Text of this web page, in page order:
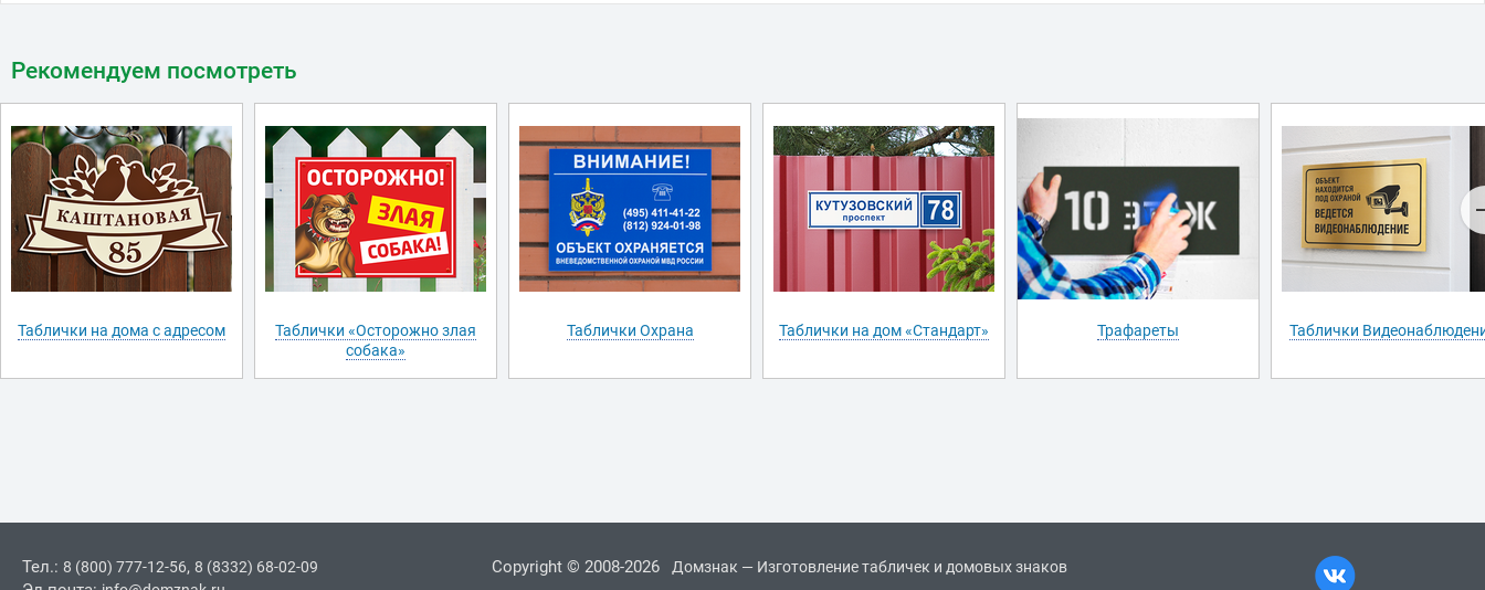
Рекомендуем посмотреть
Таблички на дома с адресом
Таблички «Осторожно злая
собака»
Таблички Охрана Таблички на дом «Стандарт» Трафареты Таблички
Тел.: 8 (800) 777-12-56, 8 (8332) 68-02-09 Copyright © 2008-2026 Домзнак — Изготовление табличек и домовых знаков